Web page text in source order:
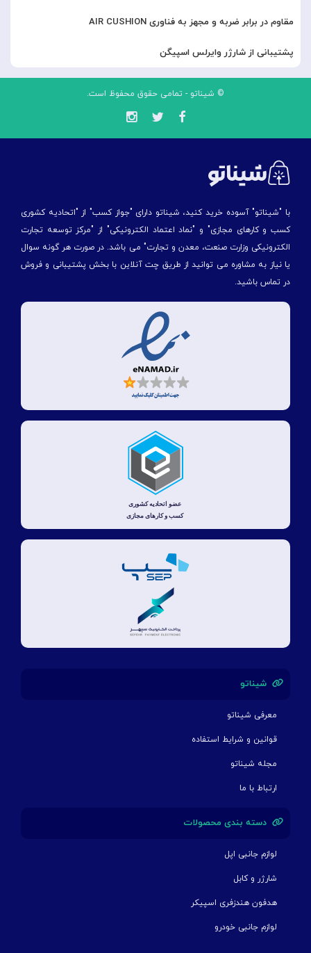
مقاوم در برابر ضربه و مجهز به فناوری AIR CUSHION
پشتیبانی از شارژر وایرلس اسپیگن
© شیناتو - تمامی حقوق محفوظ است.
با "شیناتو" آسوده خرید کنید، شیناتو دارای "جواز کسب" از "اتحادیه کشوری
کسب و کارهای مجازی" و "نماد اعتماد الکترونیکی" از "مركز توسعه تجارت
الكترونیكی وزارت صنعت، معدن و تجارت" می باشد. در صورت هر گونه سوال
یا نیاز به مشاوره می توانید از طریق چت آنلاین با بخش پشتیبانی و فروش
در تماس باشید.
شیناتو
معرفی شیناتو
قوانین و شرایط استفاده
مجله شیناتو
ارتباط با ما
دسته بندی محصولات
لوازم جانبی اپل
شارژر و کابل
هدفون هندزفری اسپیکر
لوازم جانبی خودرو